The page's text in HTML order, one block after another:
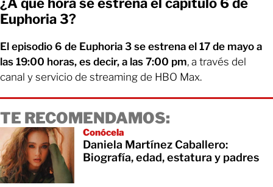
Euphoria 3?
El episodio 6 de Euphoria 3 se estrena el 17 de mayo a
las 19:00 horas, es decir, a las 7:00 pm, a través del
canal y servicio de streaming de HBO Max.
TE RECOMENDAMOS:
Conócela
Daniela Martínez Caballero:
Biografía, edad, estatura y padres